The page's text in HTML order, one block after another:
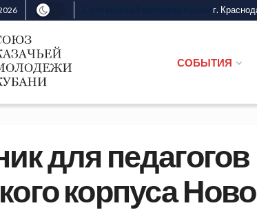
г.
СОБЫТИЯ
для педагогов
корпуса